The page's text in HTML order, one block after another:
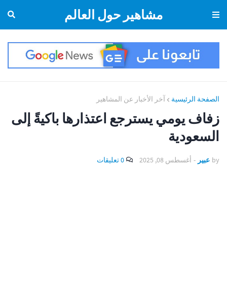
مشاهير حول العالم
الصفحة الرئيسية آخر الأخبار عن المشاهير
زفاف يومي يسترجع اعتذارها باكيةً إلى
السعودية
by عبير - أغسطس 08, 2025 0 تعليقات